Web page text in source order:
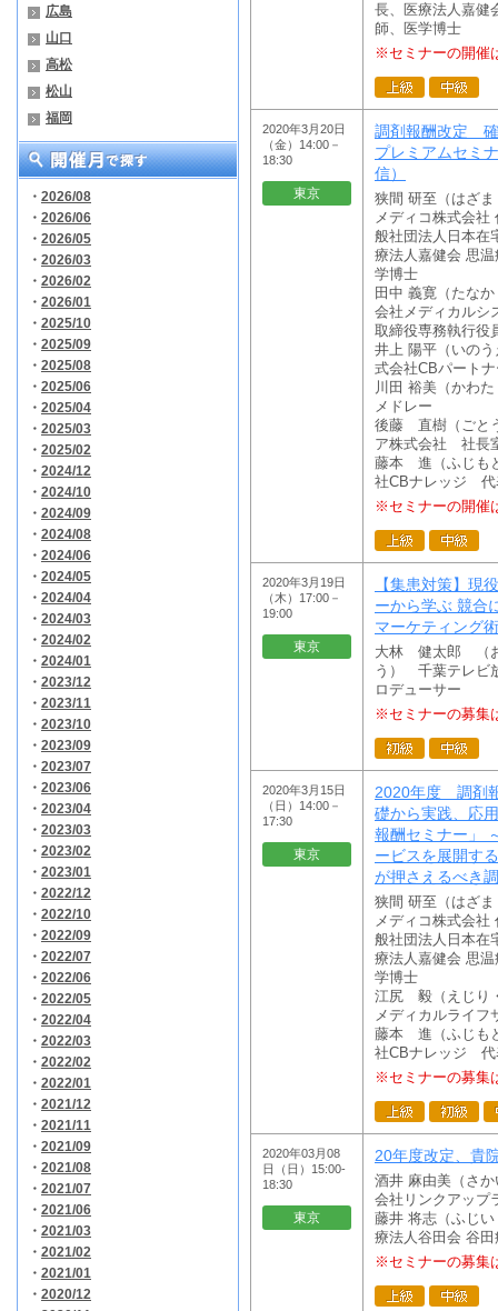
広島
山口
高松
松山
福岡
・ 2026/08
・ 2026/06
・ 2026/05
・ 2026/03
・ 2026/02
・ 2026/01
・ 2025/10
・ 2025/09
・ 2025/08
・ 2025/06
・ 2025/04
・ 2025/03
・ 2025/02
・ 2024/12
・ 2024/10
・ 2024/09
・ 2024/08
・ 2024/06
・ 2024/05
・ 2024/04
・ 2024/03
・ 2024/02
・ 2024/01
・ 2023/12
・ 2023/11
・ 2023/10
・ 2023/09
・ 2023/07
・ 2023/06
・ 2023/04
・ 2023/03
・ 2023/02
・ 2023/01
・ 2022/12
・ 2022/10
・ 2022/09
・ 2022/07
・ 2022/06
・ 2022/05
・ 2022/04
・ 2022/03
・ 2022/02
・ 2022/01
・ 2021/12
・ 2021/11
・ 2021/09
・ 2021/08
・ 2021/07
・ 2021/06
・ 2021/03
・ 2021/02
・ 2021/01
・ 2020/12
長、医療法人嘉健
師、医学博士
※セミナーの開催
2020年3月20日
（金）14:00－
18:30
東京
調剤報酬改定
プレミアムセミ
信）
狭間 研至（はざ
メディコ株式会社
般社団法人日本在
療法人嘉健会 思
学博士
田中 義寛（たな
会社メディカル
取締役専務執行役
井上 陽平（いの
式会社CBパート
川田 裕美（かわ
メドレー
後藤 直樹（ごと
ア株式会社 社長
藤本 進（ふじも
社CBナレッジ 代
※セミナーの開催
2020年3月19日
（木）17:00－
19:00
東京
【集患対策】現
ーから学ぶ 競合
マーケティング術
大林 健太郎 （
う） 千葉テレビ
ロデューサー
※セミナーの募集
2020年3月15日
（日）14:00－
17:30
東京
2020年度 調剤
礎から実践、応
報酬セミナー」
ービスを展開す
が押さえるべき
狭間 研至（はざ
メディコ株式会社
般社団法人日本在
療法人嘉健会 思
学博士
江尻 毅（えじり
メディカルライ
藤本 進（ふじも
社CBナレッジ 代
※セミナーの募集
2020年03月08
日（日）15:00-
18:30
東京
20年度改定、貴
酒井 麻由美（さ
会社リンクアッ
藤井 将志（ふじ
療法人谷田会 谷
※セミナーの募集